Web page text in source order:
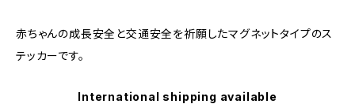
赤ちゃんの成長安全と交通安全を祈願したマグネットタイプのス
テッカーです。
International shipping available